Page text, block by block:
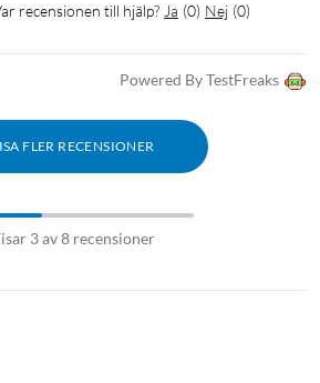
på konfiguration och
Mouse (usb-c), fast mjukvara och
förhandsversioner av iMac 24 tum
tillsammans med en parkopplad iMac
utrustning. Batteritiden beror på
recensionen till hjälp? Ja (0) Nej (0)
Powered By TestFreaks
FLER RECENSIONER
3 av 8 recensioner